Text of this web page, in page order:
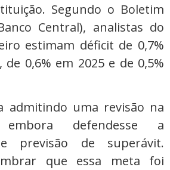
Segundo o Boletim
Central), analistas do
estimam déficit de 0,7%
de 0,6% em 2025 e de 0,5%
admitindo uma revisão na
defendesse a
previsão de superávit.
que essa meta foi